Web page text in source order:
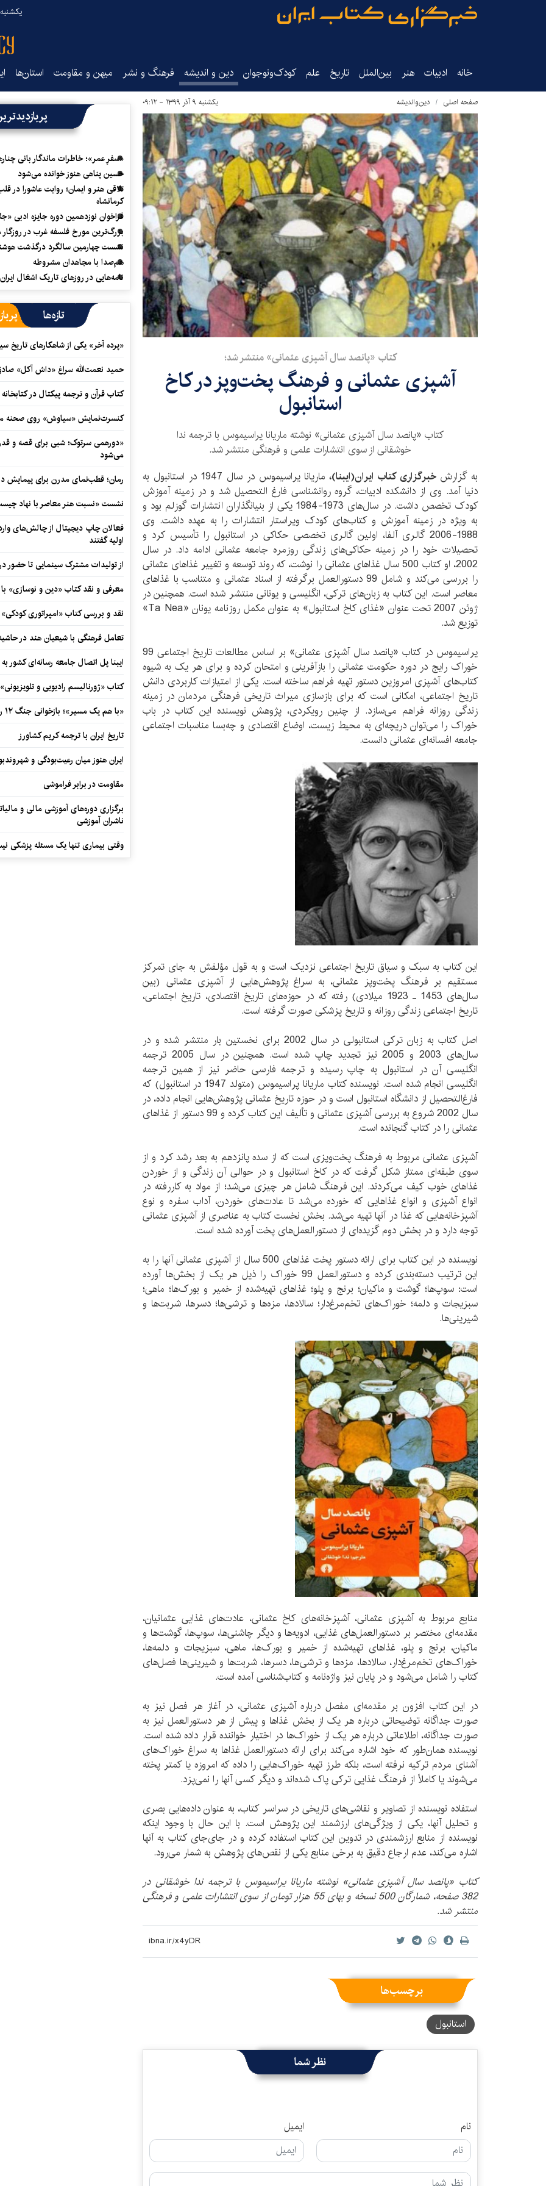
یکشنبه ۱۸ مرداد
خانه ادبیات هنر بین‌الملل تاریخ‌ علم کودک‌ونوجوان دین و اندیشه فرهنگ و نشر میهن و مقاومت استان‌ها
صفحه اصلی دین‌واندیشه یکشنبه ۹ آذر ۱۳۹۹ - ۰۹:۱۲
کتاب «پانصد سال آشپزی عثمانی» منتشر شد؛
آشپزی عثمانی و فرهنگ پخت‌وپز در کاخ
استانبول
کتاب «پانصد سال آشپزی عثمانی» نوشته ماریانا یراسیموس با ترجمه ندا
خوشقانی از سوی انتشارات علمی و فرهنگی منتشر شد.
به گزارش خبرگزاری کتاب ایران(ایبنا)،
ماریانا یراسیموس در سال 1947 در استانبول به
دنیا آمد. وی از دانشکده ادبیات، گروه روانشناسی فارغ التحصیل شد و در زمینه آموزش
کودک تخصص داشت. در سال‌های 1973-1984 یکی از بنیانگذاران انتشارات گوزلم بود و
به ویژه در زمینه آموزش و کتاب‌های کودک ویراستار انتشارات را به عهده داشت. وی
1988-2006 گالری آلفا، اولین گالری تخصصی حکاکی در استانبول را تأسیس کرد و
تحصیلات خود را در زمینه حکاکی‌های زندگی روزمره جامعه عثمانی ادامه داد. در سال
2002، او کتاب 500 سال غذاهای عثمانی را نوشت، که روند توسعه و تغییر غذاهای عثمانی
را بررسی می‌کند و شامل 99 دستورالعمل برگرفته از اسناد عثمانی و متناسب با غذاهای
معاصر است. این کتاب به زبان‌های ترکی، انگلیسی و یونانی منتشر شده است. همچنین در
ژوئن 2007 تحت عنوان «غذای کاخ استانبول» به عنوان مکمل روزنامه یونان «Ta Nea»
توزیع شد.
یراسیموس در کتاب «پانصد سال آشپزی عثمانی» بر اساس مطالعات تاریخ اجتماعی 99
خوراک رایج در دوره حکومت عثمانی را بازآفرینی و امتحان کرده و برای هر یک به شیوه
کتاب‌های آشپزی امروزین دستور تهیه فراهم ساخته است. یکی از امتیازات کاربردی دانش
تاریخ اجتماعی، امکانی است که برای بازسازی میراث تاریخی فرهنگی مردمان در زمینه
زندگی روزانه فراهم می‌سازد. از چنین رویکردی، پژوهش نویسنده این کتاب در باب
خوراک را می‌توان دریچه‌ای به محیط زیست، اوضاع اقتصادی و چه‌بسا مناسبات اجتماعی
جامعه افسانه‌ای عثمانی دانست.
این کتاب به سبک و سیاق تاریخ اجتماعی نزدیک است و به قول مؤلفش به جای تمرکز
مستقیم بر فرهنگ پخت‌وپز عثمانی، به سراغ پژوهش‌هایی از آشپزی عثمانی (بین
سال‌های 1453 ـ 1923 میلادی) رفته که در حوزه‌های تاریخ اقتصادی، تاریخ اجتماعی،
تاریخ اجتماعی زندگی روزانه و تاریخ پزشکی صورت گرفته است.
اصل کتاب به زبان ترکی استانبولی در سال 2002 برای نخستین بار منتشر شده و در
سال‌های 2003 و 2005 نیز تجدید چاپ شده است. همچنین در سال 2005 ترجمه
انگلیسی آن در استانبول به چاپ رسیده و ترجمه فارسی حاضر نیز از همین ترجمه
انگلیسی انجام شده است. نویسنده کتاب ماریانا پراسیموس (متولد 1947 در استانبول) که
فارغ‌التحصیل از دانشگاه استانبول است و در حوزه تاریخ عثمانی پژوهش‌هایی انجام داده، در
سال 2002 شروع به بررسی آشپزی عثمانی و تألیف این کتاب کرده و 99 دستور از غذاهای
عثمانی را در کتاب گنجانده است.
آشپزی عثمانی مربوط به فرهنگ پخت‌وپزی است که از سده پانزدهم به بعد رشد کرد و از
سوی طبقه‌ای ممتاز شکل گرفت که در کاخ استانبول و در حوالی آن زندگی و از خوردن
غذاهای خوب کیف می‌کردند. این فرهنگ شامل هر چیزی می‌شد؛ از مواد به کاررفته در
انواع آشپزی و انواع غذاهایی که خورده می‌شد تا عادت‌های خوردن، آداب سفره و نوع
آشپزخانه‌هایی که غذا در آنها تهیه می‌شد. بخش نخست کتاب به عناصری از آشپزی عثمانی
توجه دارد و در بخش دوم گزیده‌ای از دستورالعمل‌های پخت آورده شده است.
نویسنده در این کتاب برای ارائه دستور پخت غذاهای 500 سال از آشپزی عثمانی آنها را به
این ترتیب دسته‌بندی کرده و دستورالعمل 99 خوراک را ذیل هر یک از بخش‌ها آورده
است: سوپ‌ها؛ گوشت و ماکیان؛ برنج و پلو؛ غذاهای تهیه‌شده از خمیر و بورک‌ها؛ ماهی؛
سبزیجات و دلمه؛ خوراک‌های تخم‌مرغ‌دار؛ سالادها، مزه‌ها و ترشی‌ها؛ دسرها، شربت‌ها و
شیرینی‌ها.
منابع مربوط به آشپزی عثمانی، آشپزخانه‌های کاخ عثمانی، عادت‌های غذایی عثمانیان،
مقدمه‌ای مختصر بر دستورالعمل‌های غذایی، ادویه‌ها و دیگر چاشنی‌ها، سوپ‌ها، گوشت‌ها و
ماکیان، برنج و پلو، غذاهای تهیه‌شده از خمیر و بورک‌ها، ماهی، سبزیجات و دلمه‌ها،‌
خوراک‌های تخم‌مرغ‌دار، سالادها، مزه‌ها و ترشی‌ها، دسرها، شربت‌ها و شیرینی‌ها فصل‌های
کتاب را شامل می‌شود و در پایان نیز واژه‌نامه و کتاب‌شناسی آمده است.
در این کتاب افزون بر مقدمه‌ای مفصل درباره آشپزی عثمانی، در آغاز هر فصل نیز به
صورت جداگانه توضیحاتی درباره هر یک از بخش غذاها و پیش از هر دستورالعمل نیز به
صورت جداگانه، اطلاعاتی درباره هر یک از خوراک‌ها در اختیار خواننده قرار داده شده است.
نویسنده همان‌طور که خود اشاره می‌کند برای ارائه دستورالعمل غذاها به سراغ خوراک‌های
آشنای مردم ترکیه نرفته است، بلکه طرز تهیه خوراک‌هایی را داده که امروزه یا کمتر پخته
می‌شوند یا کاملاً از فرهنگ غذایی ترکی پاک شده‌اند و دیگر کسی آنها را نمی‌پزد.
استفاده نویسنده از تصاویر و نقاشی‌های تاریخی در سراسر کتاب، به عنوان داده‌هایی بصری
و تحلیل آنها، یکی از ویژگی‌های ارزشمند این پژوهش است. با این حال با وجود اینکه
نویسنده از منابع ارزشمندی در تدوین این کتاب استفاده کرده و در جای‌جای کتاب به آنها
اشاره می‌کند، عدم ارجاع دقیق به برخی منابع یکی از نقص‌های پژوهش به شمار می‌رود.
کتاب «پانصد سال آشپزی عثمانی» نوشته ماریانا یراسیموس با ترجمه ندا خوشقانی در
382 صفحه، شمارگان 500 نسخه و بهای 55 هزار تومان از سوی انتشارات علمی و فرهنگی
منتشر شد.
برچسب‌ها
استانبول
نظر شما
نام ایمیل
«سفرِ عمر»؛ خاطرات ماندگار بانی
حسین پناهی هنوز خوانده می‌شود
تلاقی هنر و ایمان؛ روایت عاشورا در
کرمانشاه
فراخوان نوزدهمین دوره جایزه ادبی
بزرگ‌ترین مورخ فلسفه غرب در روزگار
نشست چهارمین سالگرد درگذشت
هم‌صدا با مجاهدان مشروطه
نامه‌هایی در روزهای تاریک اشغال ایران
تازه‌ها
«پرده آخر» یکی از شاهکارهای تاریخ
حمید نعمت‌‏الله سراغ «داش آکل»
کتاب قرآن و ترجمه پیکتال در
کنسرت‌نمایش «سیاوش» روی صحنه
«دورهمی سرتوک؛ شبی برای قصه و
می‌شود
رمان؛ قطب‌نمای مدرن برای پیمایش
نشست «نسبت هنر معاصر با نهاد
فعالان چاپ دیجیتال از چالش‌های
اولیه گفتند
از تولیدات مشترک سینمایی تا حضور
معرفی و نقد کتاب «دین و نوسازی»
نقد و بررسی کتاب «امپراتوری کودکی»
تعامل فرهنگی با شیعیان هند در
ایبنا پل اتصال جامعه رسانه‌ای کشور
کتاب «ژورنالیسم رادیویی و تلویزیونی»
«با هم یک مسیر»؛ بازخوانی جنگ ۱۲ روزه در قاب یک رمان کوتاه
تاریخ ایران با ترجمه کریم کشاورز
ایران هنوز میان رعیت‌بودگی و
مقاومت در برابر فراموشی
برگزاری دوره‌های آموزشی مالی و
ناشران آموزشی
وقتی بیماری تنها یک مسئله پزشکی